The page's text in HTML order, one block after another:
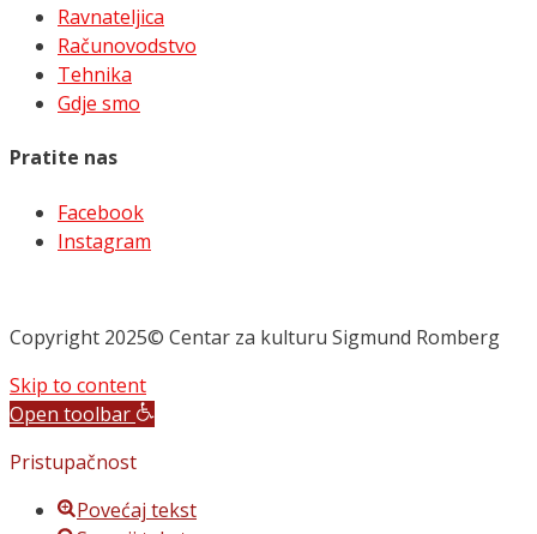
Ravnateljica
Računovodstvo
Tehnika
Gdje smo
Pratite nas
Facebook
Instagram
Copyright 2025© Centar za kulturu Sigmund Romberg
Skip to content
Open toolbar
Pristupačnost
Povećaj tekst